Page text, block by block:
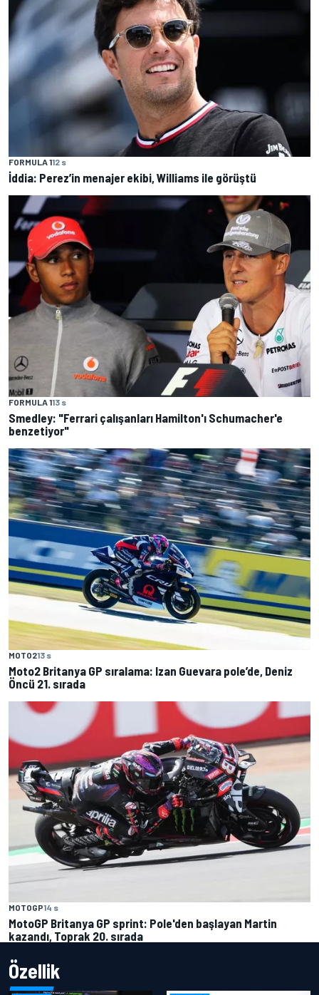
FORMULA 112 s
İddia: Perez’in menajer ekibi, Williams ile görüştü
FORMULA 113 s
Smedley: "Ferrari çalışanları Hamilton'ı Schumacher'e
benzetiyor"
MOTO213 s
Moto2 Britanya GP sıralama: Izan Guevara pole’de, Deniz
Öncü 21. sırada
MOTOGP14 s
MotoGP Britanya GP sprint: Pole'den başlayan Martin
kazandı, Toprak 20. sırada
Özellik